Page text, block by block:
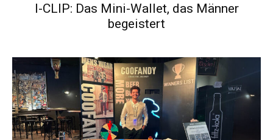
I-CLIP: Das Mini-Wallet, das Männer
begeistert